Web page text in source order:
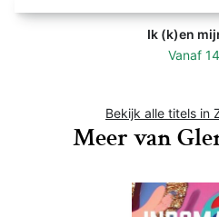
Ik (k)en
Vanaf
Bekijk alle titels in
Meer van